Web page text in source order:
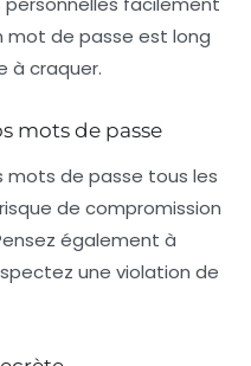
mot de passe est long
à craquer.
mots de passe
mots de passe tous les
de compromission
également à
une violation de